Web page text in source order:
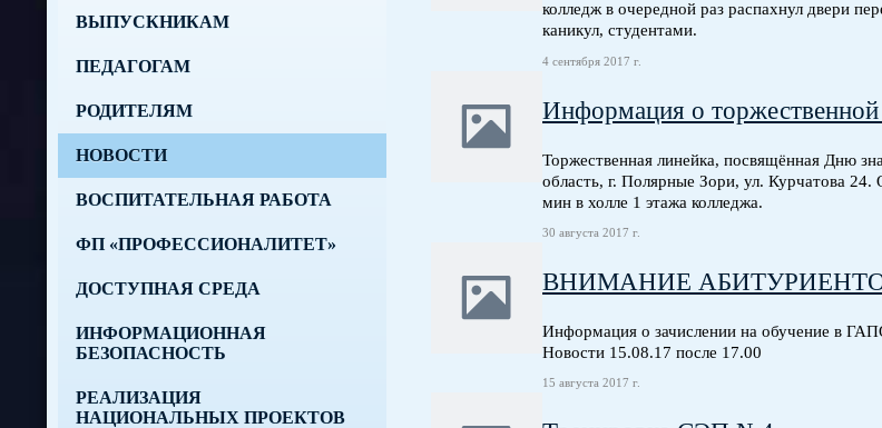
ВЫПУСКНИКАМ
ПЕДАГОГАМ
РОДИТЕЛЯМ
НОВОСТИ
ВОСПИТАТЕЛЬНАЯ РАБОТА
ФП «ПРОФЕССИОНАЛИТЕТ»
ДОСТУПНАЯ СРЕДА
ИНФОРМАЦИОННАЯ
БЕЗОПАСНОСТЬ
РЕАЛИЗАЦИЯ
НАЦИОНАЛЬНЫХ ПРОЕКТОВ
колледж в очередной раз распахнул двери
каникул, студентами.
4 сентября 2017 г.
Информация о торжественной
Торжественная линейка, посвящённая Дню
область, г. Полярные Зори, ул. Курчатова 24.
мин в холле 1 этажа колледжа.
30 августа 2017 г.
ВНИМАНИЕ
Информация о зачислении на обучение в
Новости 15.08.17 после 17.00
15 августа 2017 г.